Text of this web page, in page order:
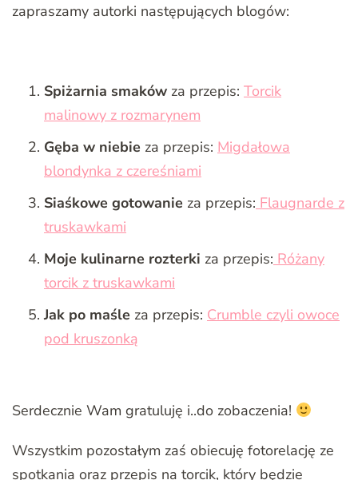
zapraszamy autorki następujących blogów:
Spiżarnia smaków za przepis: Torcik
malinowy z rozmarynem
Gęba w niebie za przepis: Migdałowa
blondynka z czereśniami
Siaśkowe gotowanie za przepis: Flaugnarde z
truskawkami
Moje kulinarne rozterki za przepis: Różany
torcik z truskawkami
Jak po maśle za przepis: Crumble czyli owoce
pod kruszonką
Serdecznie Wam gratuluję i..do zobaczenia!
Wszystkim pozostałym zaś obiecuję fotorelację ze
spotkania oraz przepis na torcik, który będzie